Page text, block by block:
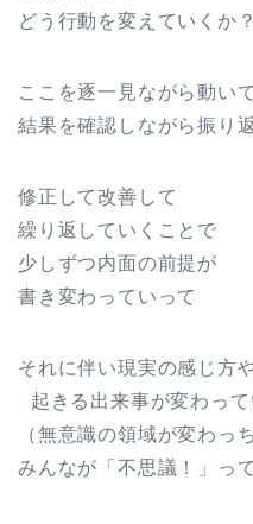
どう行動を変えていくか？
ここを逐一見ながら動いて
結果を確認しながら振り
修正して改善して
繰り返していくことで
少しずつ内面の前提が
書き変わっていって
それに伴い現実の感じ方
起きる出来事が変わって
（無意識の領域が変わっ
みんなが「不思議！」っ